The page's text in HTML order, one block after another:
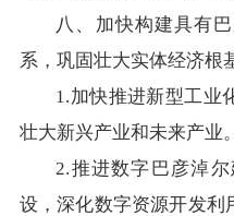
八、加快构建具有
系，巩固壮大实体经济根
1.加快推进新型工业
壮大新兴产业和未来产业。
2.推进数字巴彦淖
设，深化数字资源开发利